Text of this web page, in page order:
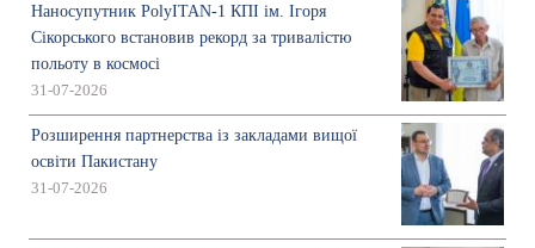
Наносупутник PolyITAN-1 КПІ ім. Ігоря
Сікорського встановив рекорд за тривалістю
польоту в космосі
31-07-2026
Розширення партнерства із закладами вищої
освіти Пакистану
31-07-2026